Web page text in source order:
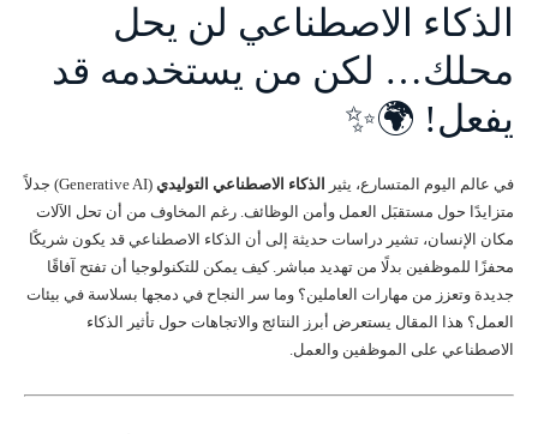
الذكاء الاصطناعي لن يحل
محلك… لكن من يستخدمه قد
يفعل! 🌍✨
في عالم اليوم المتسارع، يثير الذكاء الاصطناعي التوليدي
(Generative AI) جدلاً
متزايدًا حول مستقبَل العمل وأمن الوظائف. رغم المخاوف من أن تحل الآلات
مكان الإنسان، تشير دراسات حديثة إلى أن الذكاء الاصطناعي قد يكون شريكًا
محفزًا للموظفين بدلًا من تهديد مباشر. كيف يمكن للتكنولوجيا أن تفتح آفاقًا
جديدة وتعزز من مهارات العاملين؟ وما سر النجاح في دمجها بسلاسة في بيئات
العمل؟ هذا المقال يستعرض أبرز النتائج والاتجاهات حول تأثير الذكاء
الاصطناعي على الموظفين والعمل.